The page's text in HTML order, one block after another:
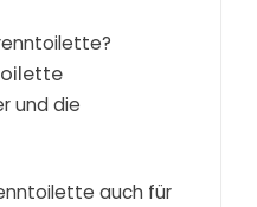
und die
auch für